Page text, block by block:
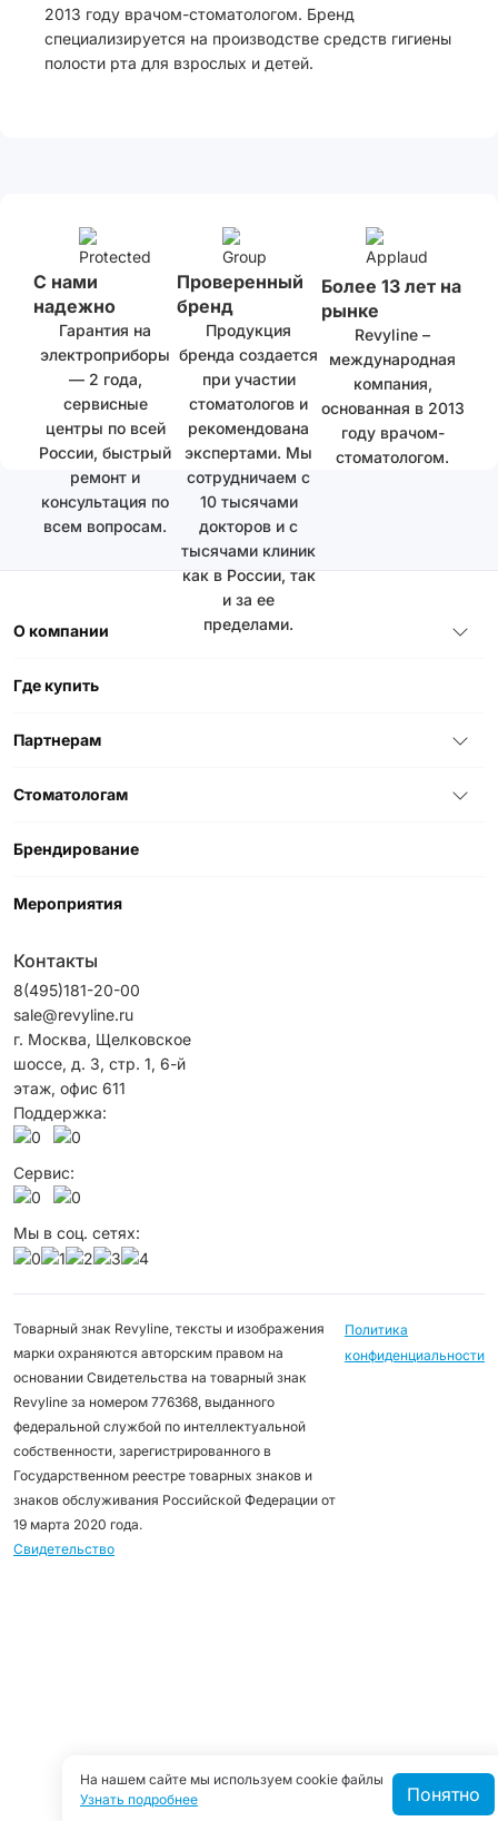
2013 году врачом-стоматологом. Бренд
специализируется на производстве средств гигиены
полости рта для взрослых и детей.
С нами
надежно
Гарантия на
электроприборы
— 2 года,
сервисные
центры по всей
России, быстрый
ремонт и
консультация по
всем вопросам.
Проверенный
бренд
Продукция
бренда создается
при участии
стоматологов и
рекомендована
экспертами. Мы
сотрудничаем с
10 тысячами
докторов и с
тысячами клиник
как в России, так
и за ее
пределами.
Более 13 лет на
рынке
Revyline –
международная
компания,
основанная в 2013
году врачом-
стоматологом.
О компании
Где купить
Партнерам
Стоматологам
Брендирование
Мероприятия
Контакты
8(495)181-20-00
sale@revyline.ru
г. Москва, Щелковское
шоссе, д. 3, стр. 1, 6-й
этаж, офис 611
Поддержка:
Сервис:
Мы в соц. сетях:
Товарный знак Revyline, тексты и изображения
марки охраняются авторским правом на
основании Свидетельства на товарный знак
Revyline за номером 776368, выданного
федеральной службой по интеллектуальной
собственности, зарегистрированного в
Государственном реестре товарных знаков и
знаков обслуживания Российской Федерации от
19 марта 2020 года.
Свидетельство
Политика
конфиденциальности
На нашем сайте мы используем cookie файлы
Узнать подробнее
Понятно